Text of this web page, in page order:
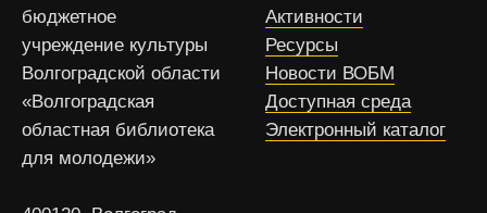
бюджетное
учреждение культуры
Волгоградской области
«Волгоградская
областная библиотека
для молодежи»
Активности
Ресурсы
Новости ВОБМ
Доступная среда
Электронный каталог